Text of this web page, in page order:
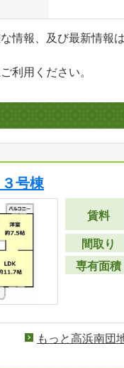
情報、及び最新情報
利用ください。
号棟
賃料
間取り
専有面積
もっと高浜南団